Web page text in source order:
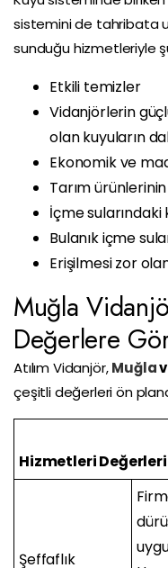
sistemini de tahribata
sunduğu hizmetleriyle
Etkili temizler
Vidanjörlerin
olan kuyuların
Ekonomik ve
Tarım
İçme
Bulanık içme
Erişilmesi zor
Muğla
Değerlere
Atılım Vidanjör,Muğla
çeşitli değerleri ön
Hizmetleri Değerleri
Şeffaflık